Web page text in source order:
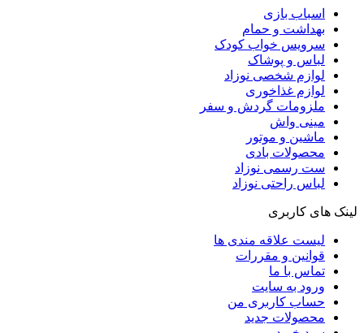
اسباب بازی
بهداشت و حمام
سرویس خواب کودک
لباس و پوشاک
لوازم شخصی نوزاد
لوازم غذاخوری
ملزومات گردش و سفر
مینی واش
ماشین و موتور
محصولات بادی
ست رسمی نوزاد
لباس راحتی نوزاد
لینک های کاربری
لیست علاقه مندی ها
قوانین و مقررات
تماس با ما
ورود به سایت
حساب کاربری من
محصولات جدید